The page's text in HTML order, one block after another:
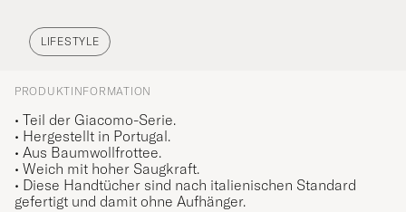
LIFESTYLE
PRODUKTINFORMATION
• Teil der Giacomo-Serie.
• Hergestellt in Portugal.
• Aus Baumwollfrottee.
• Weich mit hoher Saugkraft.
• Diese Handtücher sind nach italienischen Standard
gefertigt und damit ohne Aufhänger.